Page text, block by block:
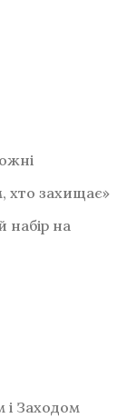
хто захищає»
набір на
Заходом